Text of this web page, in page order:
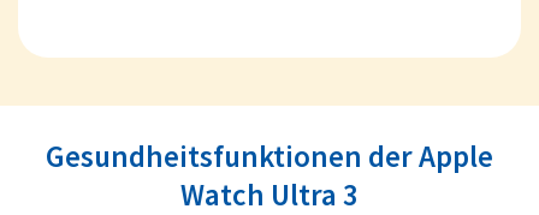
Benutzererfahrung steigern würde.
Der interne Speicher wird voraussichtlich je
nach Version zwischen 32 GB (Standard) und
Gesundheitsfunktionen der Apple
Watch Ultra 3